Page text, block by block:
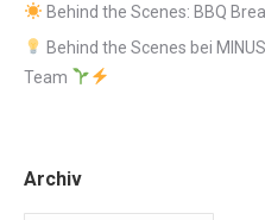
Behind the Scenes: BBQ
Behind the Scenes bei
Team
Archiv